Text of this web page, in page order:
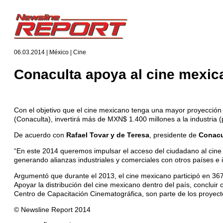
06.03.2014 | México | Cine
Conaculta apoya al cine
Con el objetivo que el cine mexicano tenga una mayor
(Conaculta), invertirá más de MXN$ 1.400 millones a la industria
De acuerdo con Rafael Tovar y de Teresa , presidente de
“En este 2014 queremos impulsar el acceso del ciudadano al
generando alianzas industriales y comerciales con otros países e
Argumentó que durante el 2013, el cine mexicano participó en
Apoyar la distribución del cine mexicano dentro del país,
Centro de Capacitación Cinematográfica, son parte de los
© Newsline Report 2014